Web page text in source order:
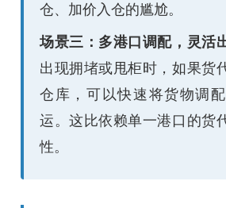
仓、加价入仓的尴尬。
场景三：多港口调配，灵活
出现拥堵或甩柜时，如果货
仓库，可以快速将货物调
运。这比依赖单一港口的货
性。